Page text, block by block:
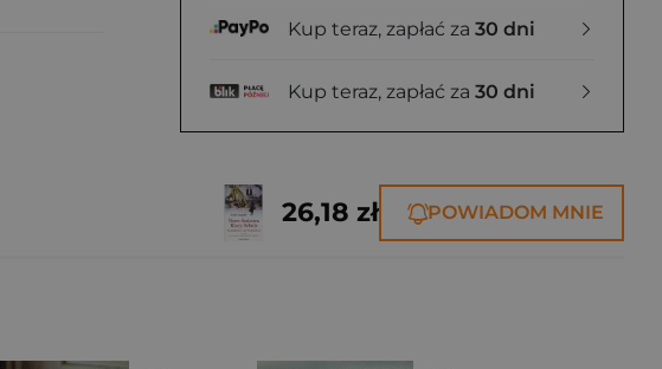
Kup teraz, zapłać za 30 dni
Kup teraz, zapłać za 30 dni
26,18 zł POWIADOM MNIE